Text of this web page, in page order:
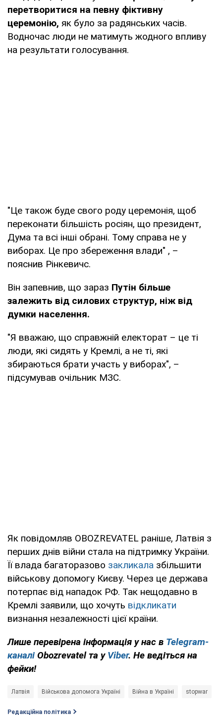
перетворитися на певну фіктивну
церемонію, як було за радянських часів.
Водночас люди не матимуть жодного впливу
на результати голосування.
"Це також буде свого роду церемонія, щоб
переконати більшість росіян, що президент,
Дума та всі інші обрані. Тому справа не у
виборах. Це про збереження влади" , –
пояснив Рінкевичс.
Він запевнив, що зараз Путін більше
залежить від силових структур, ніж від
думки населення.
"Я вважаю, що справжній електорат – це ті
люди, які сидять у Кремлі, а не ті, які
збираються брати участь у виборах", –
підсумував очільник МЗС.
Як повідомляв OBOZREVATEL раніше, Латвія з
перших днів війни стала на підтримку України.
Її влада багаторазово закликала збільшити
військову допомогу Києву. Через це держава
потерпає від нападок РФ. Так нещодавно в
Кремлі заявили, що хочуть відкликати
визнання незалежності цієї країни.
Лише перевірена інформація у нас в Telegram-
каналі Obozrevatel та у Viber. Не ведіться на
фейки!
Латвія Військова допомога Україні Війна в Україні stopwar
Редакційна політика